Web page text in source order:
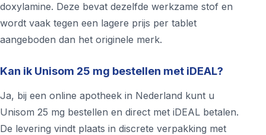
doxylamine. Deze bevat dezelfde werkzame stof en
wordt vaak tegen een lagere prijs per tablet
aangeboden dan het originele merk.
Kan ik Unisom 25 mg bestellen met iDEAL?
Ja, bij een online apotheek in Nederland kunt u
Unisom 25 mg bestellen en direct met iDEAL betalen.
De levering vindt plaats in discrete verpakking met